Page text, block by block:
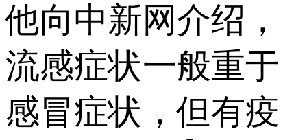
他向中新网介绍，
流感症状一般重于
感冒症状，但有疫